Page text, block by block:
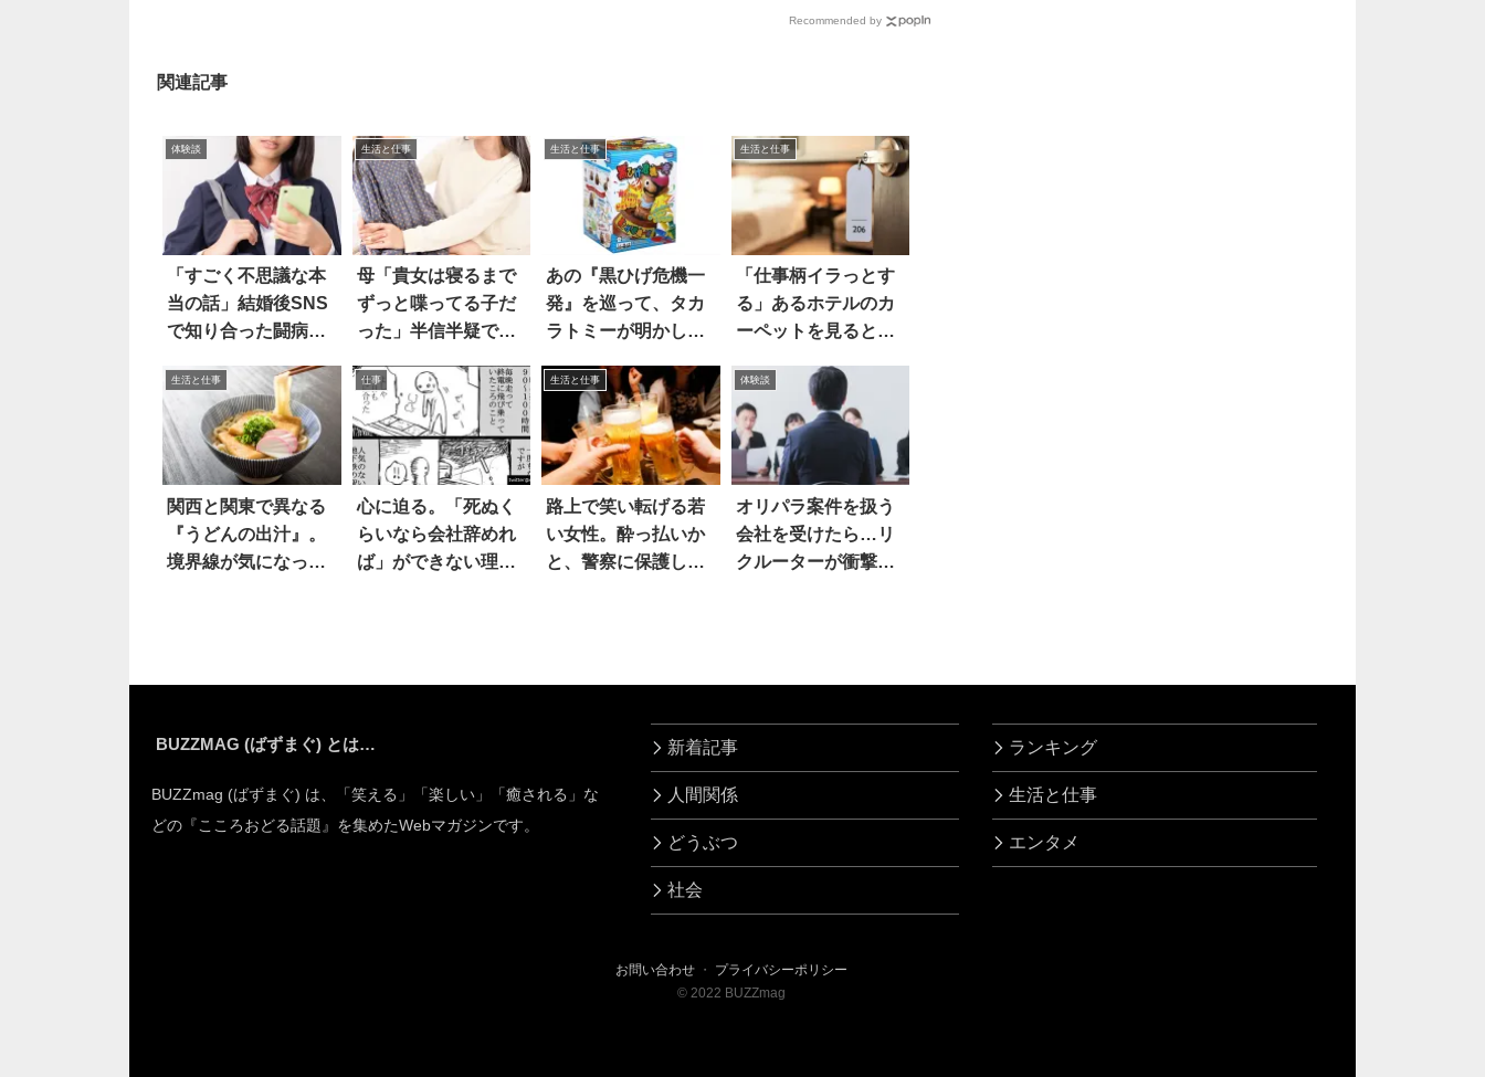
Recommended by
関連記事
体験談
「すごく不思議な本
当の話」結婚後SNS
で知り合った闘病中
生活と仕事
母「貴女は寝るまで
ずっと喋ってる子だ
った」半信半疑でい
生活と仕事
あの『黒ひげ危機一
発』を巡って、タカ
ラトミーが明かした
生活と仕事
「仕事柄イラっとす
る」あるホテルのカ
ーペットを見ると…
生活と仕事
関西と関東で異なる
『うどんの出汁』。
境界線が気になった
仕事
心に迫る。「死ぬく
らいなら会社辞めれ
ば」ができない理由
生活と仕事
路上で笑い転げる若
い女性。酔っ払いか
と、警察に保護して
体験談
オリパラ案件を扱う
会社を受けたら…リ
クルーターが衝撃の
BUZZMAG (ばずまぐ) とは…
BUZZmag (ばずまぐ) は、「笑える」「楽しい」「癒される」な
どの『こころおどる話題』を集めたWebマガジンです。
新着記事
人間関係
どうぶつ
社会
ランキング
生活と仕事
エンタメ
お問い合わせ ・ プライバシーポリシー
© 2022 BUZZmag